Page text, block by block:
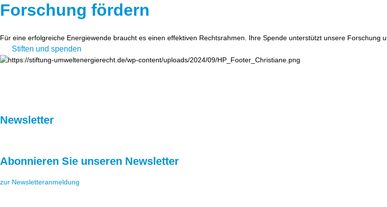
Forschung fördern
Für eine erfolgreiche Energiewende braucht es einen effektiven Rechtsrahmen. Ihre Spende unterstützt unsere Forschung
Stiften und spenden
Newsletter
Abonnieren Sie unseren Newsletter
zur Newsletteranmeldung